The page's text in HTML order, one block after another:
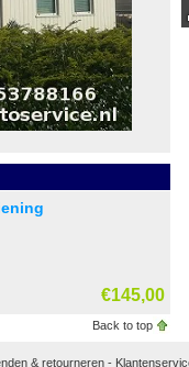
€145,00
Back to top
& retourneren-